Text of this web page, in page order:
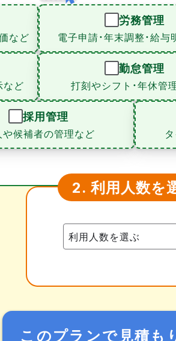
など
労務管理
電子申請・年末調整・給与
など
勤怠管理
打刻やシフト・年休管
採用管理
候補者の管理など
2. 利用人数を
このプランで見積も